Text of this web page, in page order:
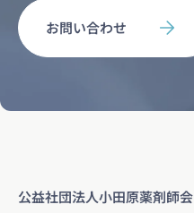
お問い合わせ
公益社団法人小田原薬剤師会